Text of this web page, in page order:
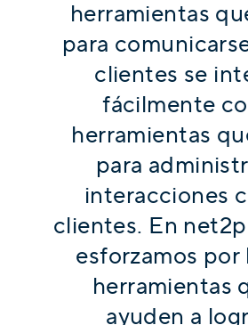
herramientas
para
clientes se
fácilmente
herramientas
para
interacciones
clientes. En
esforzamos
herramientas
ayuden a